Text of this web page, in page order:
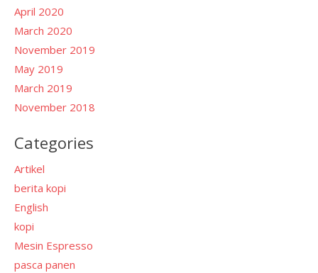
April 2020
March 2020
November 2019
May 2019
March 2019
November 2018
Categories
Artikel
berita kopi
English
kopi
Mesin Espresso
pasca panen